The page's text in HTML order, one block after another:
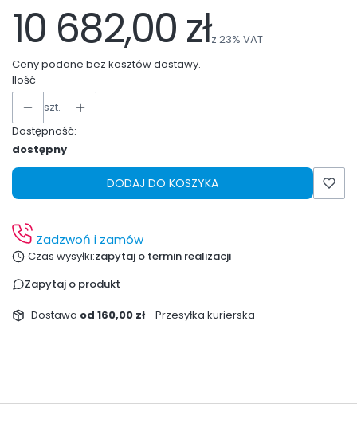
10 682,00 złz 23% VAT
Ceny podane bez kosztów dostawy.
Ilość
szt.
Dostępność:
dostępny
DODAJ DO KOSZYKA
Zadzwoń i zamów
Czas wysyłki:zapytaj o termin realizacji
Zapytaj o produkt
Dostawa od 160,00 zł- Przesyłka kurierska